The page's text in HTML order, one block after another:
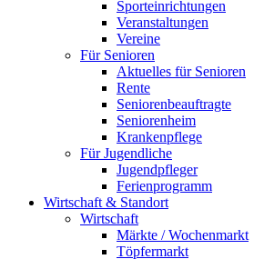
Sporteinrichtungen
Veranstaltungen
Vereine
Für Senioren
Aktuelles für Senioren
Rente
Seniorenbeauftragte
Seniorenheim
Krankenpflege
Für Jugendliche
Jugendpfleger
Ferienprogramm
Wirtschaft & Standort
Wirtschaft
Märkte / Wochenmarkt
Töpfermarkt